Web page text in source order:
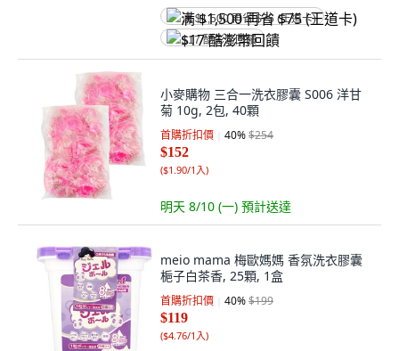
满 $1,500 再省 $75 (王道卡)
$17 酷澎幣回饋
小麥購物 三合一洗衣膠囊 S006 洋甘
菊 10g, 2包, 40顆
首購折扣價 40%$254
$152
($1.90/1入)
明天 8/10 (一) 預計送達
meio mama 梅歐媽媽 香氛洗衣膠囊
梔子白茶香, 25顆, 1盒
首購折扣價 40%$199
$119
($4.76/1入)